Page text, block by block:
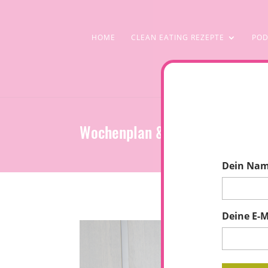
HOME CLEAN EATING REZEPTE
Wochenplan & Rezepte:
Dein
Deine E-